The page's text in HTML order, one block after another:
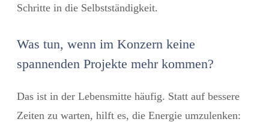
Schritte in die Selbstständigkeit.
Was tun, wenn im Konzern keine
spannenden Projekte mehr kommen?
Das ist in der Lebensmitte häufig. Statt auf bessere
Zeiten zu warten, hilft es, die Energie umzulenken: